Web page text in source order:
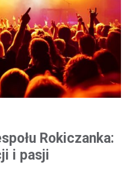
Rokiczanka:
i pasji